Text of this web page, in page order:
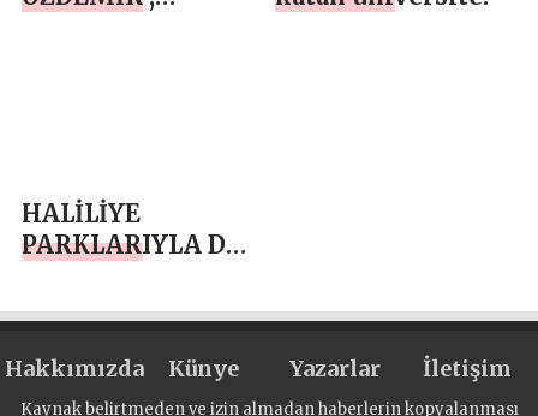
HALİLİYE
PARKLARIYLA DA
Hakkımızda Künye Yazarlar İletişim
Kaynak belirtmeden ve izin almadan haberlerin kopyalanması